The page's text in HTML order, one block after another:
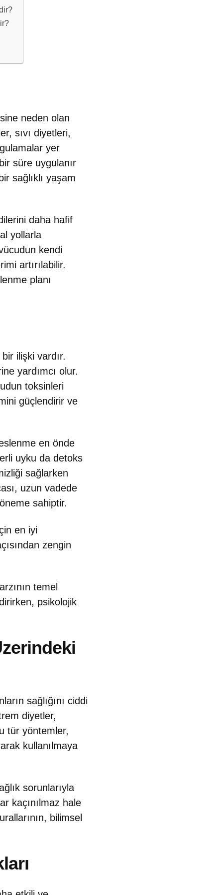
neden olan
sıvı diyetleri,
yer
süre uygulanır
sağlıklı yaşam
daha hafif
yollarla
kendi
artırılabilir.
planı
ilişki vardır.
yardımcı olur.
toksinleri
güçlendirir ve
en önde
uyku da detoks
sağlarken
uzun vadede
sahiptir.
en iyi
zengin
temel
psikolojik
sağlığını ciddi
diyetler,
tür yöntemler,
kullanılmaya
sorunlarıyla
kaçınılmaz hale
bilimsel